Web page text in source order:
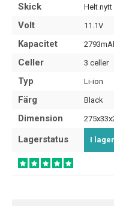
Skick Helt nytt
Volt 11.1V
Kapacitet
Celler 3 celler
Typ Li-ion
Färg Black
Dimension
Lagerstatus I lager